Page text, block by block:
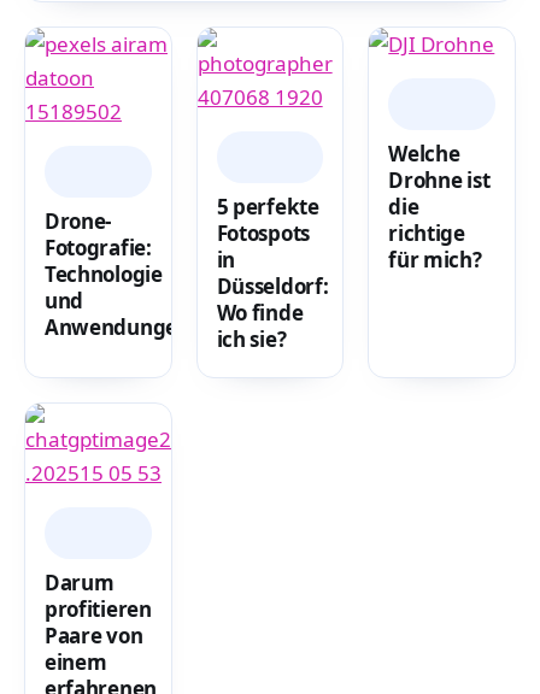
Drone-
Fotografie:
Technologie
und
Anwendungen
5 perfekte
Fotospots
in
Düsseldorf:
Wo finde
ich sie?
Welche
Drohne ist
die
richtige
für mich?
Darum
profitieren
Paare von
einem